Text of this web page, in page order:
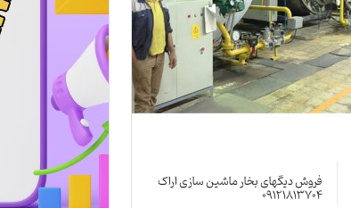
فروش دیگهای بخار ماشین سازی اراک
۰۹۱۲۱۸۱۳۷۰۴